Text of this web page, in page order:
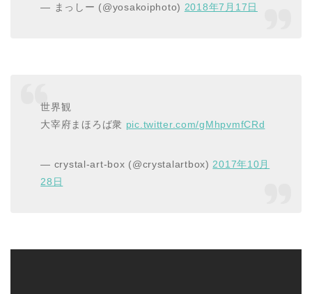
— まっしー (@yosakoiphoto) 2018年7月17日
世界観
大宰府まほろば衆 pic.twitter.com/gMhpvmfCRd
— crystal-art-box (@crystalartbox)2017年10月
28日